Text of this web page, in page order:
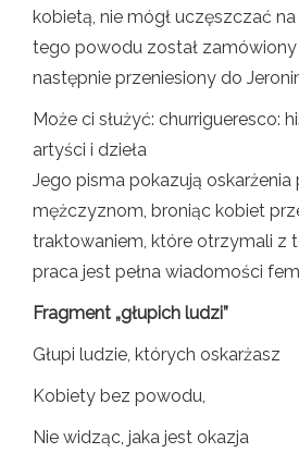
kobietą, nie mógł uczęszczać
tego powodu został
następnie przeniesiony do
Może ci służyć: churrigueresco:
artyści i dzieła
Jego pisma pokazują oskarżenia
mężczyznom, broniąc kobiet
traktowaniem, które otrzymali z
praca jest pełna wiadomości
Fragment „głupich ludzi”
Głupi ludzie, których oskarżasz
Kobiety bez powodu,
Nie widząc, jaka jest okazja